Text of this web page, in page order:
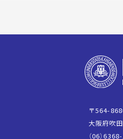
〒564-
大阪府吹
（06）